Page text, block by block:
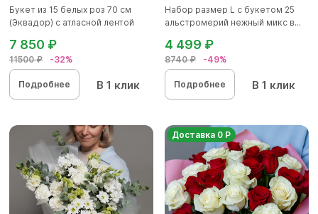
Букет из 15 белых роз 70 см
(Эквадор) с атласной лентой
11500 ₽ -32%
7 850 ₽
Подробнее В 1 клик
Набор размер L с букетом 25
альстромерий нежный микс в...
8740 ₽ -49%
4 499 ₽
Подробнее В 1 клик
Доставка 0 Р